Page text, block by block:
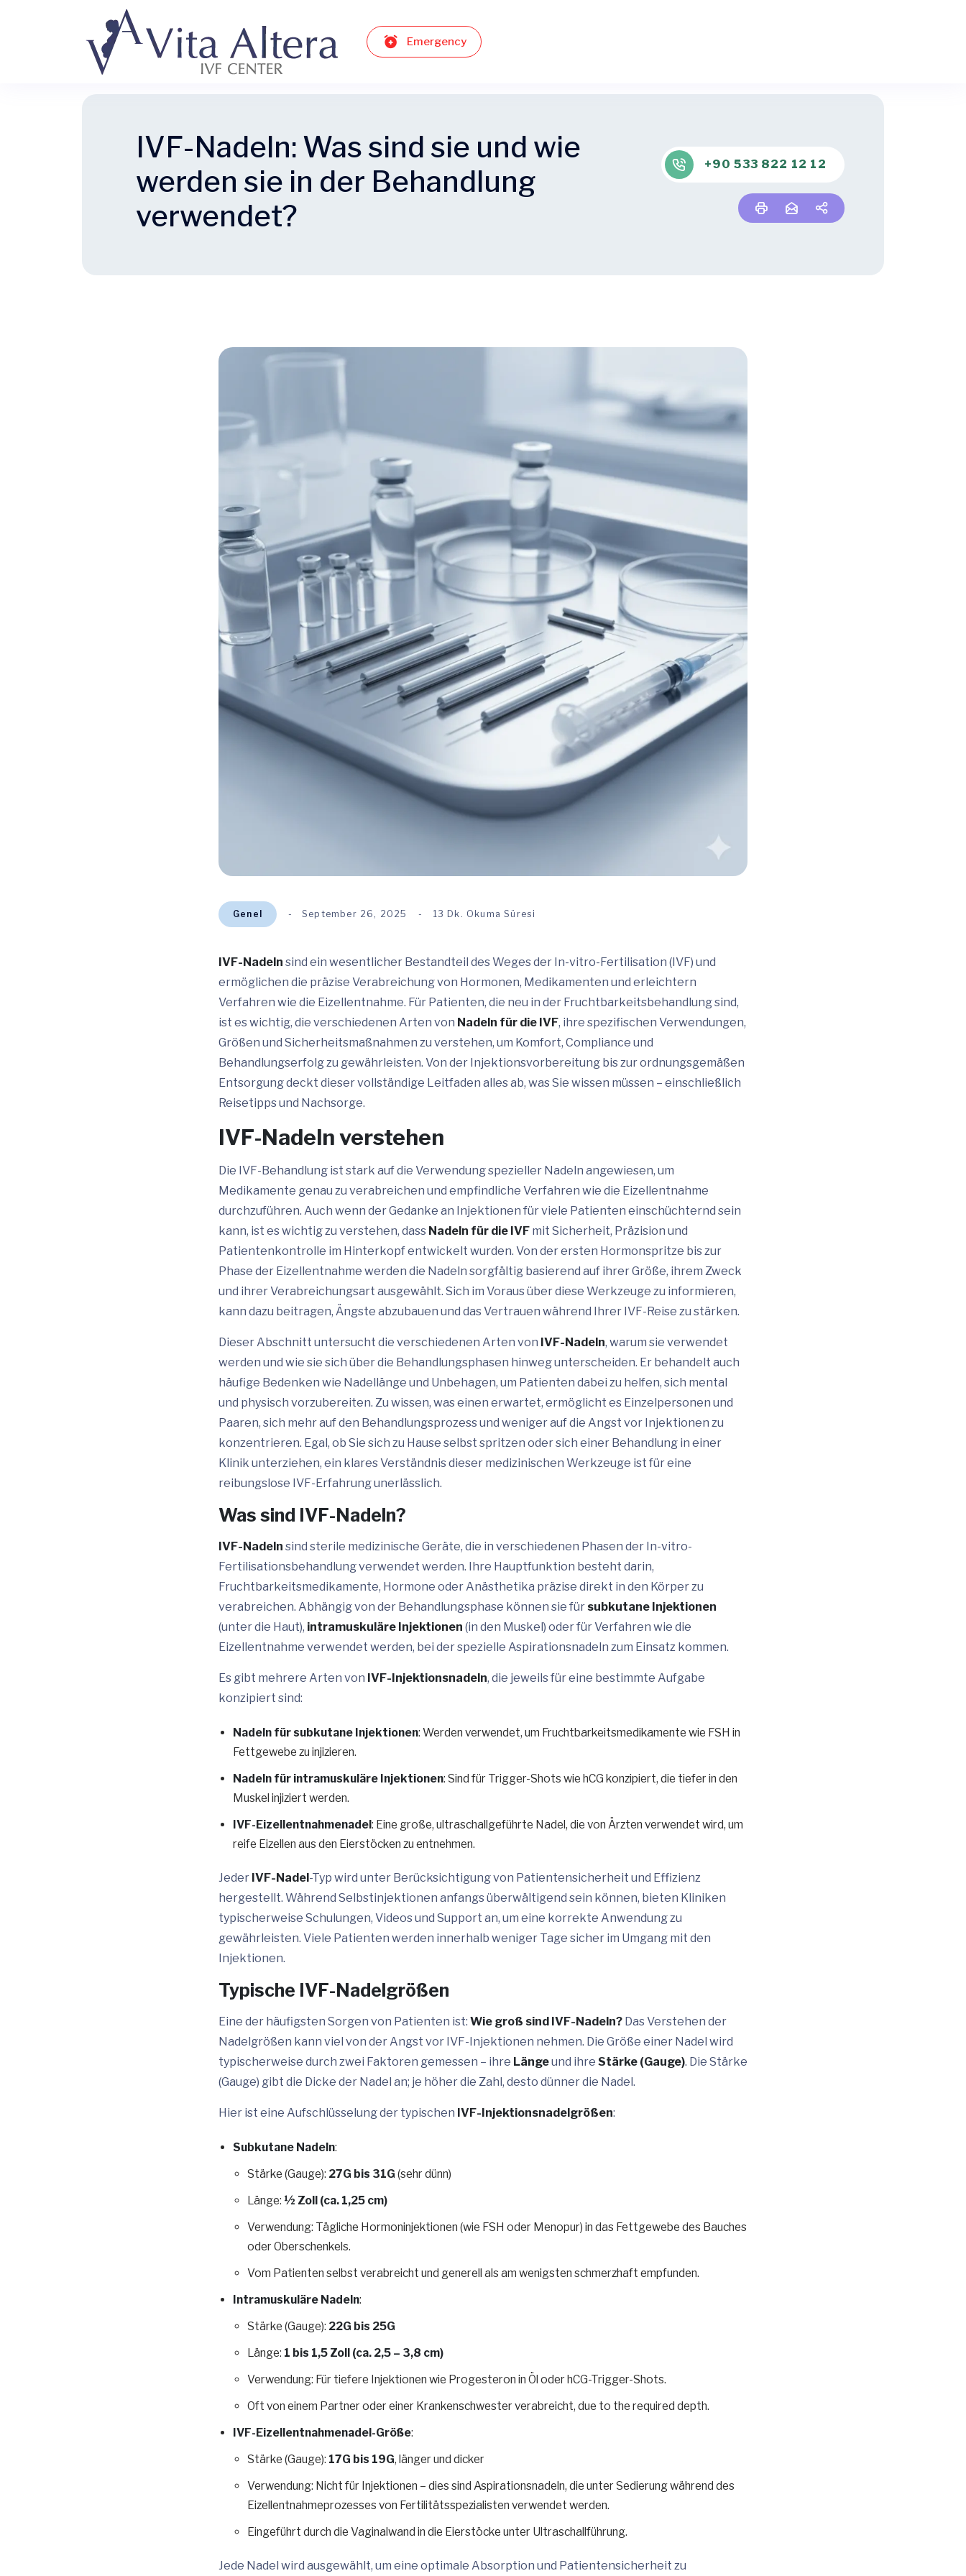
Emergency
IVF-Nadeln: Was sind sie und wie
werden sie in der Behandlung
verwendet?
+90 533 822 12 12
Genel September 26, 2025 13 Dk. Okuma Süresi
IVF-Nadeln sind ein wesentlicher Bestandteil des Weges der In-vitro-Fertilisation (IVF) und
ermöglichen die präzise Verabreichung von Hormonen, Medikamenten und erleichtern
Verfahren wie die Eizellentnahme. Für Patienten, die neu in der Fruchtbarkeitsbehandlung sind,
ist es wichtig, die verschiedenen Arten von Nadeln für die IVF, ihre spezifischen Verwendungen,
Größen und Sicherheitsmaßnahmen zu verstehen, um Komfort, Compliance und
Behandlungserfolg zu gewährleisten. Von der Injektionsvorbereitung bis zur ordnungsgemäßen
Entsorgung deckt dieser vollständige Leitfaden alles ab, was Sie wissen müssen – einschließlich
Reisetipps und Nachsorge.
IVF-Nadeln verstehen
Die IVF-Behandlung ist stark auf die Verwendung spezieller Nadeln angewiesen, um
Medikamente genau zu verabreichen und empfindliche Verfahren wie die Eizellentnahme
durchzuführen. Auch wenn der Gedanke an Injektionen für viele Patienten einschüchternd sein
kann, ist es wichtig zu verstehen, dass Nadeln für die IVF mit Sicherheit, Präzision und
Patientenkontrolle im Hinterkopf entwickelt wurden. Von der ersten Hormonspritze bis zur
Phase der Eizellentnahme werden die Nadeln sorgfältig basierend auf ihrer Größe, ihrem Zweck
und ihrer Verabreichungsart ausgewählt. Sich im Voraus über diese Werkzeuge zu informieren,
kann dazu beitragen, Ängste abzubauen und das Vertrauen während Ihrer IVF-Reise zu stärken.
Dieser Abschnitt untersucht die verschiedenen Arten von IVF-Nadeln, warum sie verwendet
werden und wie sie sich über die Behandlungsphasen hinweg unterscheiden. Er behandelt auch
häufige Bedenken wie Nadellänge und Unbehagen, um Patienten dabei zu helfen, sich mental
und physisch vorzubereiten. Zu wissen, was einen erwartet, ermöglicht es Einzelpersonen und
Paaren, sich mehr auf den Behandlungsprozess und weniger auf die Angst vor Injektionen zu
konzentrieren. Egal, ob Sie sich zu Hause selbst spritzen oder sich einer Behandlung in einer
Klinik unterziehen, ein klares Verständnis dieser medizinischen Werkzeuge ist für eine
reibungslose IVF-Erfahrung unerlässlich.
Was sind IVF-Nadeln?
IVF-Nadeln sind sterile medizinische Geräte, die in verschiedenen Phasen der In-vitro-
Fertilisationsbehandlung verwendet werden. Ihre Hauptfunktion besteht darin,
Fruchtbarkeitsmedikamente, Hormone oder Anästhetika präzise direkt in den Körper zu
verabreichen. Abhängig von der Behandlungsphase können sie für subkutane Injektionen
(unter die Haut), intramuskuläre Injektionen (in den Muskel) oder für Verfahren wie die
Eizellentnahme verwendet werden, bei der spezielle Aspirationsnadeln zum Einsatz kommen.
Es gibt mehrere Arten von IVF-Injektionsnadeln, die jeweils für eine bestimmte Aufgabe
konzipiert sind:
Nadeln für subkutane Injektionen: Werden verwendet, um Fruchtbarkeitsmedikamente wie FSH in
Fettgewebe zu injizieren.
Nadeln für intramuskuläre Injektionen: Sind für Trigger-Shots wie hCG konzipiert, die tiefer in den
Muskel injiziert werden.
IVF-Eizellentnahmenadel: Eine große, ultraschallgeführte Nadel, die von Ärzten verwendet wird, um
reife Eizellen aus den Eierstöcken zu entnehmen.
Jeder IVF-Nadel-Typ wird unter Berücksichtigung von Patientensicherheit und Effizienz
hergestellt. Während Selbstinjektionen anfangs überwältigend sein können, bieten Kliniken
typischerweise Schulungen, Videos und Support an, um eine korrekte Anwendung zu
gewährleisten. Viele Patienten werden innerhalb weniger Tage sicher im Umgang mit den
Injektionen.
Typische IVF-Nadelgrößen
Eine der häufigsten Sorgen von Patienten ist: Wie groß sind IVF-Nadeln? Das Verstehen der
Nadelgrößen kann viel von der Angst vor IVF-Injektionen nehmen. Die Größe einer Nadel wird
typischerweise durch zwei Faktoren gemessen – ihre Längeund ihre Stärke (Gauge). Die Stärke
(Gauge) gibt die Dicke der Nadel an; je höher die Zahl, desto dünner die Nadel.
Hier ist eine Aufschlüsselung der typischen IVF-Injektionsnadelgrößen:
Subkutane Nadeln:
Stärke (Gauge): 27G bis 31G (sehr dünn)
Länge: ½ Zoll (ca. 1,25 cm)
Verwendung: Tägliche Hormoninjektionen (wie FSH oder Menopur) in das Fettgewebe des Bauches
oder Oberschenkels.
Vom Patienten selbst verabreicht und generell als am wenigsten schmerzhaft empfunden.
Intramuskuläre Nadeln:
Stärke (Gauge): 22G bis 25G
Länge: 1 bis 1,5 Zoll (ca. 2,5 – 3,8 cm)
Verwendung: Für tiefere Injektionen wie Progesteron in Öl oder hCG-Trigger-Shots.
Oft von einem Partner oder einer Krankenschwester verabreicht, due to the required depth.
IVF-Eizellentnahmenadel-Größe:
Stärke (Gauge): 17G bis 19G, länger und dicker
Verwendung: Nicht für Injektionen – dies sind Aspirationsnadeln, die unter Sedierung während des
Eizellentnahmeprozesses von Fertilitätsspezialisten verwendet werden.
Eingeführt durch die Vaginalwand in die Eierstöcke unter Ultraschallführung.
Jede Nadel wird ausgewählt, um eine optimale Absorption und Patientensicherheit zu